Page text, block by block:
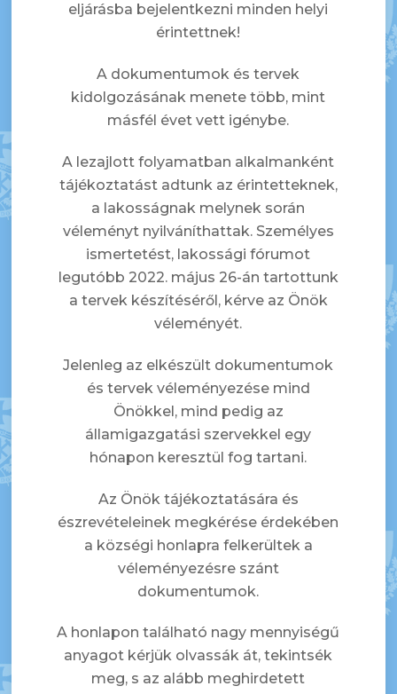
eljárásba bejelentkezni minden helyi
érintettnek!
A dokumentumok és tervek
kidolgozásának menete több, mint
másfél évet vett igénybe.
A lezajlott folyamatban alkalmanként
tájékoztatást adtunk az érintetteknek,
a lakosságnak melynek során
véleményt nyilváníthattak. Személyes
ismertetést, lakossági fórumot
legutóbb 2022. május 26-án tartottunk
a tervek készítéséről, kérve az Önök
véleményét.
Jelenleg az elkészült dokumentumok
és tervek véleményezése mind
Önökkel, mind pedig az
államigazgatási szervekkel egy
hónapon keresztül fog tartani.
Az Önök tájékoztatására és
észrevételeinek megkérése érdekében
a községi honlapra felkerültek a
véleményezésre szánt
dokumentumok.
A honlapon található nagy mennyiségű
anyagot kérjük olvassák át, tekintsék
meg, s az alább meghirdetett